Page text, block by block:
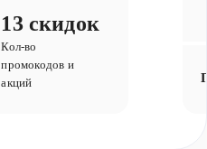
13 скидок
Кол-во
промокодов и
акций